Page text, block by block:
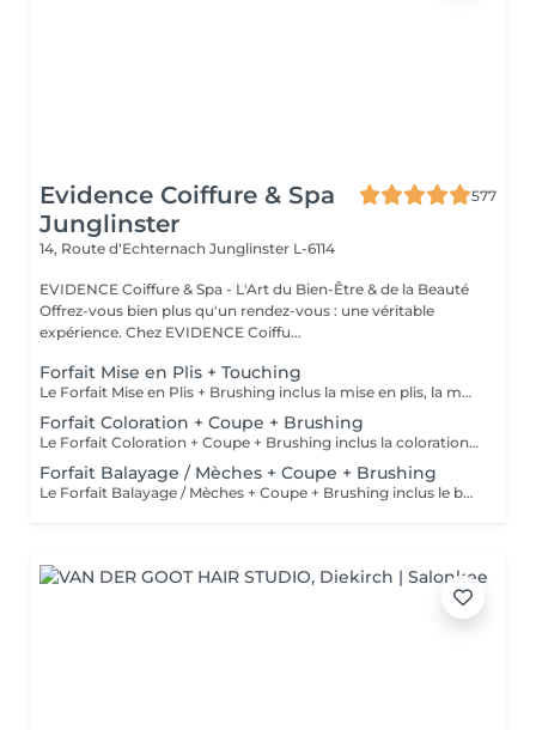
Evidence Coiffure & Spa
Junglinster
577
14, Route d‘Echternach Junglinster L-6114
EVIDENCE Coiffure & Spa - L'Art du Bien-Être & de la Beauté
Offrez-vous bien plus qu'un rendez-vous : une véritable
expérience. Chez EVIDENCE Coiffu...
Forfait Mise en Plis + Touching
Le Forfait Mise en Plis + Brushing inclus la mise en plis, la mousse et le shampoing. Le prix pourra varier en fonction de la longueur des cheveux. Pour tout renseignement complémentaire, n'hésitez pas à nous appeler.
Forfait Coloration + Coupe + Brushing
Le Forfait Coloration + Coupe + Brushing inclus la coloration des racines, la coupe, le brushing et le shampoing. Le prix pourra varier en fonction de la longueur des cheveux. Pour tout renseignement complémentaire, n'hésitez pas à nous appeler.
Forfait Balayage / Mèches + Coupe + Brushing
Le Forfait Balayage / Mèches + Coupe + Brushing inclus le balayage, le traitement, la coupe, le brushing, le shampoing et le soin. Le prix pourra varier en fonction de la longueur des cheveux. Pour tout renseignement complémentaire, n'hésitez pas à nous appeler.